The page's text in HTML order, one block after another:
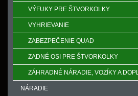
VÝFUKY PRE ŠTVORKOLKY
VYHRIEVANIE
ZABEZPEČENIE QUAD
ZADNÉ OSI PRE ŠTVORKOLKY
ZÁHRADNÉ NÁRADIE, VOZÍKY A
NÁRADIE